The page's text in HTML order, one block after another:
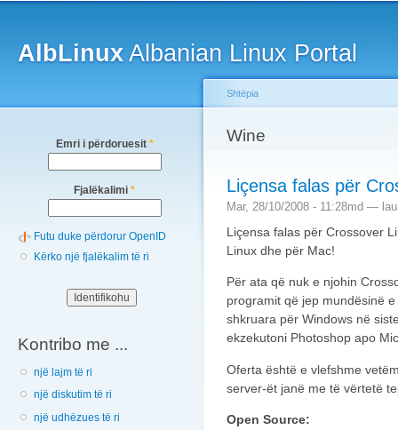
AlbLinuxAlbanian Linux Portal
Emri i përdoruesit *
Fjalëkalimi *
Futu duke përdorur OpenID
Kërko një fjalëkalim të ri
Kontribo me ...
një lajm të ri
një diskutim të ri
një udhëzues të ri
You are here
Shtëpia
Wine
Liçensa falas për
Mar, 28/10/2008 - 11:28md —
Liçensa falas për Crossover
Linux dhe për Mac!
Për ata që nuk e njohin
programit që jep mundësinë
shkruara për Windows në
ekzekutoni Photoshop apo
Oferta është e vlefshme
server-ët janë me të vërtetë
Open Source: